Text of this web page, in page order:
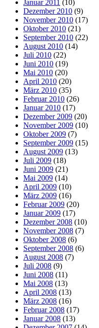
Januar 2011 (10)
Dezember 2010 (9)
November 2010 (17)
Oktober 2010 (21)
September 2010 (22)
August 2010 (14)
Juli 2010 (22)
Juni 2010 (19)
Mai 2010 (20)
April 2010 (20)
März 2010 (35)
Februar 2010 (26)
Januar 2010 (17)
Dezember 2009 (20)
November 2009 (10)
Oktober 2009 (7)
September 2009 (15)
August 2009 (13)
Juli 2009 (18)
Juni 2009 (21)
Mai 2009 (14)
April 2009 (10)
März 2009 (16)
Februar 2009 (20)
Januar 2009 (17)
Dezember 2008 (10)
November 2008 (7)
Oktober 2008 (6)
September 2008 (6)
August 2008 (7)
Juli 2008 (9)
Juni 2008 (11)
Mai 2008 (13)
April 2008 (13)
März 2008 (16)
Februar 2008 (17)
Januar 2008 (13)